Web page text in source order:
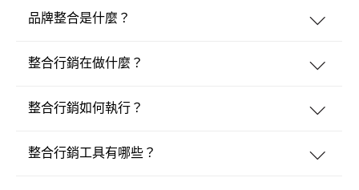
品牌整合是什麼？
整合行銷在做什麼？
整合行銷如何執行？
整合行銷工具有哪些？